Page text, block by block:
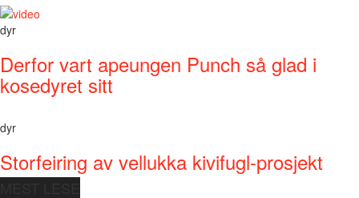
dyr
Derfor vart apeungen Punch så glad i
kosedyret sitt
dyr
Storfeiring av vellukka kivifugl-prosjekt